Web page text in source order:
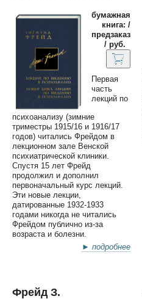
бумажная
книга: /
предзаказ
/ руб.
Первая
часть
лекций по
психоанализу (зимние
триместры 1915/16 и 1916/17
годов) читались Фрейдом в
лекционном зале Венской
психиатрической клиники.
Спустя 15 лет Фрейд
продолжил и дополнил
первоначальный курс лекций.
Эти новые лекции,
датированные 1932-1933
годами никогда не читались
Фрейдом публично из-за
возраста и болезни.
► подробнее
Фрейд З.